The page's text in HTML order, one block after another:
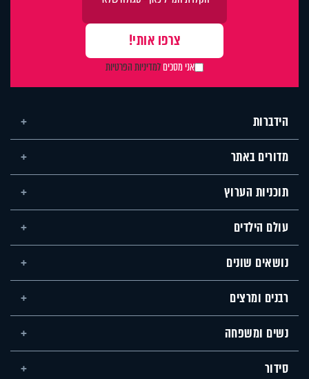
אני מסכיםלמדיניות הפרטיות
הידברות
מדורים באתר
תוכניות הערוץ
עולם הילדים
נושאים שונים
רבנים ומרצים
נשים ומשפחה
סידור